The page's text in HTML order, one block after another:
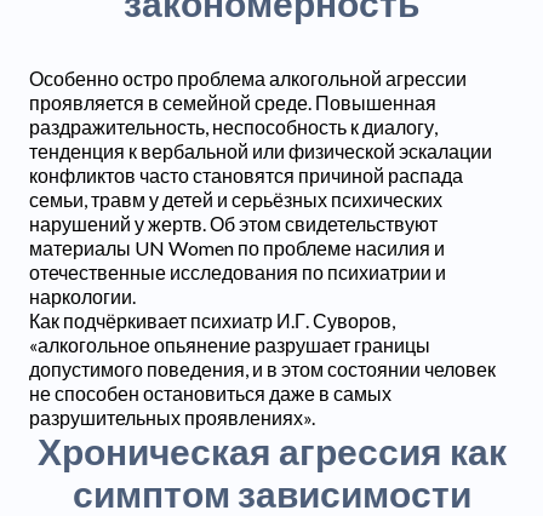
Особенно остро проблема алкогольной агрессии
проявляется в семейной среде. Повышенная
раздражительность, неспособность к диалогу,
тенденция к вербальной или физической эскалации
конфликтов часто становятся причиной распада
семьи, травм у детей и серьёзных психических
нарушений у жертв. Об этом свидетельствуют
материалы UN Women по проблеме насилия и
отечественные исследования по психиатрии и
наркологии.
Как подчёркивает психиатр И.Г. Суворов,
«алкогольное опьянение разрушает границы
допустимого поведения, и в этом состоянии человек
не способен остановиться даже в самых
разрушительных проявлениях».
Хроническая агрессия как
симптом зависимости